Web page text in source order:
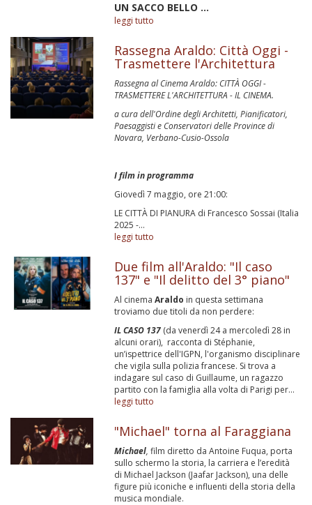
UN SACCO BELLO ...
leggi tutto
Rassegna Araldo: Città Oggi -
Trasmettere l'Architettura
Rassegna al Cinema Araldo: CITTÀ OGGI -
TRASMETTERE L'ARCHITETTURA - IL CINEMA.
a cura dell'Ordine degli Architetti, Pianificatori,
Paesaggisti e Conservatori delle Province di
Novara, Verbano-Cusio-Ossola
I film in programma
Giovedì 7 maggio, ore 21:00:
LE CITTÀ DI PIANURA di Francesco Sossai (Italia
2025 -...
leggi tutto
Due film all'Araldo: "Il caso
137" e "Il delitto del 3° piano"
Al cinema Araldo in questa settimana
troviamo due titoli da non perdere:
IL CASO 137 (da venerdì 24 a mercoledì 28 in
alcuni orari), racconta di Stéphanie,
un’ispettrice dell'IGPN, l'organismo disciplinare
che vigila sulla polizia francese. Si trova a
indagare sul caso di Guillaume, un ragazzo
partito con la famiglia alla volta di Parigi per...
leggi tutto
"Michael" torna al Faraggiana
Michael, film diretto da Antoine Fuqua, porta
sullo schermo la storia, la carriera e l’eredità
di Michael Jackson (Jaafar Jackson), una delle
figure più iconiche e influenti della storia della
musica mondiale.